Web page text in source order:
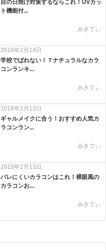
目の日焼け対策するならこれ！UVカッ
ト機能付...
みきてぃ
2018年2月14日
学校でばれない！？ナチュラルなカラ
コンランキ...
みきてぃ
2018年2月13日
ギャルメイクに合う！おすすめ人気カ
ラコンラン...
みきてぃ
2018年2月13日
バレにくいカラコンはこれ！裸眼風の
カラコンお...
みきてぃ